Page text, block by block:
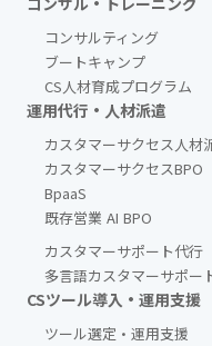
コンサルティング
ブートキャンプ
CS人材育成プログラム
運用代行・人材派遣
カスタマーサクセス人材
カスタマーサクセスBPO
BpaaS​
既存営業 AI BPO
カスタマーサポート代行
多言語カスタマーサポー
CSツール導入・運用支援
ツール選定・運用支援